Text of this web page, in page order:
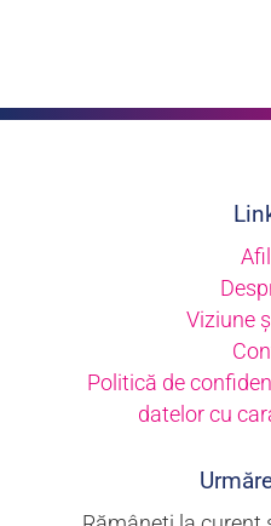
Viziune
Politică de
datelor cu